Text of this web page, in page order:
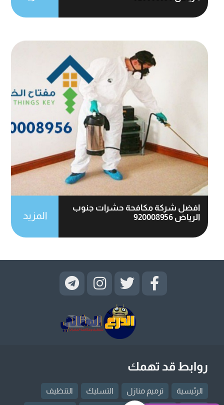
افضل شركة مكافحة حشرات جنوب
الرياض 920008956
المزيد
روابط قد تهمك
الرئيسية ترميم منازل التسليك التنظيف